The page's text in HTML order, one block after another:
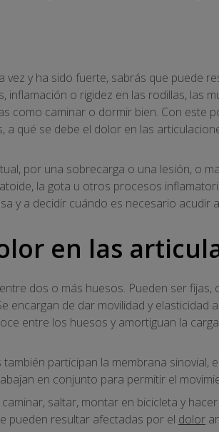
vez y ha sido fuerte, sabrás que puede
inflamación o rigidez en las rodillas, las
como caminar o dormir bien. Con este
qué se debe el dolor en las
por una sobrecarga o una lesión, o
la gota u otros procesos
y a decidir cuándo es necesario acudir
en las
dos o más huesos. Pueden ser fijas,
encargan de dar movilidad y elasticidad
entre los huesos y amortiguan la
participan la membrana sinovial,
en conjunto para permitir el
saltar, montar en bicicleta y
pueden resultar afectadas por el dolor